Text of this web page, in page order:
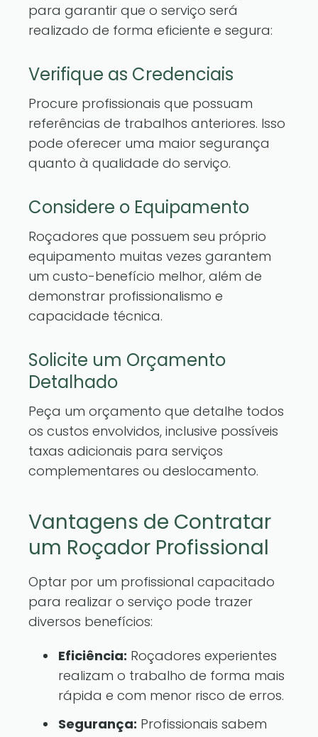
para garantir que o serviço será
realizado de forma eficiente e segura:
Verifique as Credenciais
Procure profissionais que possuam
referências de trabalhos anteriores. Isso
pode oferecer uma maior segurança
quanto à qualidade do serviço.
Considere o Equipamento
Roçadores que possuem seu próprio
equipamento muitas vezes garantem
um custo-benefício melhor, além de
demonstrar profissionalismo e
capacidade técnica.
Solicite um Orçamento
Detalhado
Peça um orçamento que detalhe todos
os custos envolvidos, inclusive possíveis
taxas adicionais para serviços
complementares ou deslocamento.
Vantagens de Contratar
um Roçador Profissional
Optar por um profissional capacitado
para realizar o serviço pode trazer
diversos benefícios:
Eficiência: Roçadores experientes
realizam o trabalho de forma mais
rápida e com menor risco de erros.
Segurança: Profissionais sabem